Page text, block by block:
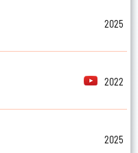
2025
2022
2025